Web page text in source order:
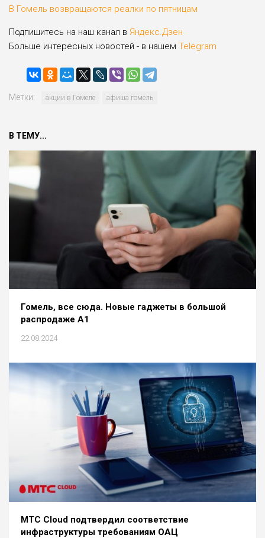
В Гомель возвращаются реалки по пятницам
Подпишитесь на наш канал в Яндекс.Дзен
Больше интересных новостей - в нашем Telegram
Метки: акции в Гомеле афиша гомель
В ТЕМУ...
Гомель, все сюда. Новые гаджеты в большой
распродаже А1
22.08.2024
МТС Cloud подтвердил соответствие
инфраструктуры требованиям ОАЦ